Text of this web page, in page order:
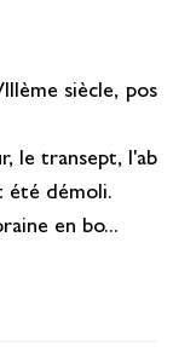
siècle, pos
le transept, l'ab
été démoli.
en bo...